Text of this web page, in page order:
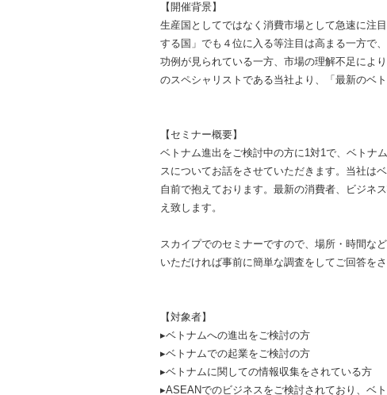
【開催背景】
生産国としてではなく消費市場として急速に注
する国」でも４位に入る等注目は高まる一方で
功例が見られている一方、市場の理解不足によ
のスペシャリストである当社より、「最新のベ
【セミナー概要】
ベトナム進出をご検討中の方に1対1で、ベトナ
スについてお話をさせていただきます。当社は
自前で抱えております。最新の消費者、ビジネ
え致します。
スカイプでのセミナーですので、場所・時間な
いただければ事前に簡単な調査をしてご回答を
【対象者】
▸ベトナムへの進出をご検討の方
▸ベトナムでの起業をご検討の方
▸ベトナムに関しての情報収集をされている方
▸ASEANでのビジネスをご検討されており、ベ